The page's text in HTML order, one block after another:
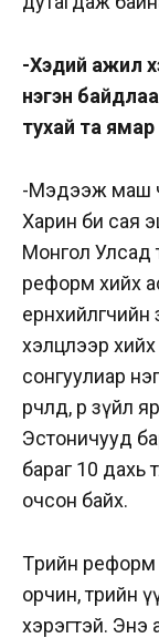
-Хэдий ажил
нэгэн
тухай та
-Мэдээж маш
Харин би сая
Монгол Улсад
реформ хийх
хэлцлээр хийх
сонгуулиар
өөрчлөөд, өөр зүйл
Эстоничууд
бараг 10 дахь
очсон байх.
Төрийн
орчин, төрийн
хэрэгтэй. Энэ